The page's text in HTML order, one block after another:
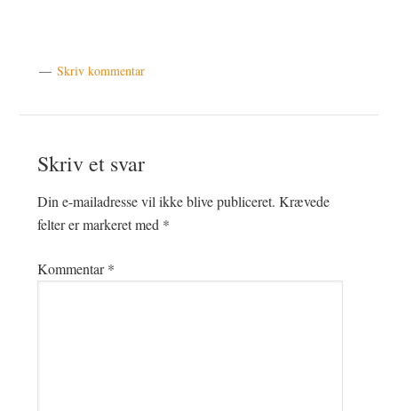
Skriv kommentar
Skriv et svar
Din e-mailadresse vil ikke blive publiceret. Krævede
felter er markeret med *
Kommentar*